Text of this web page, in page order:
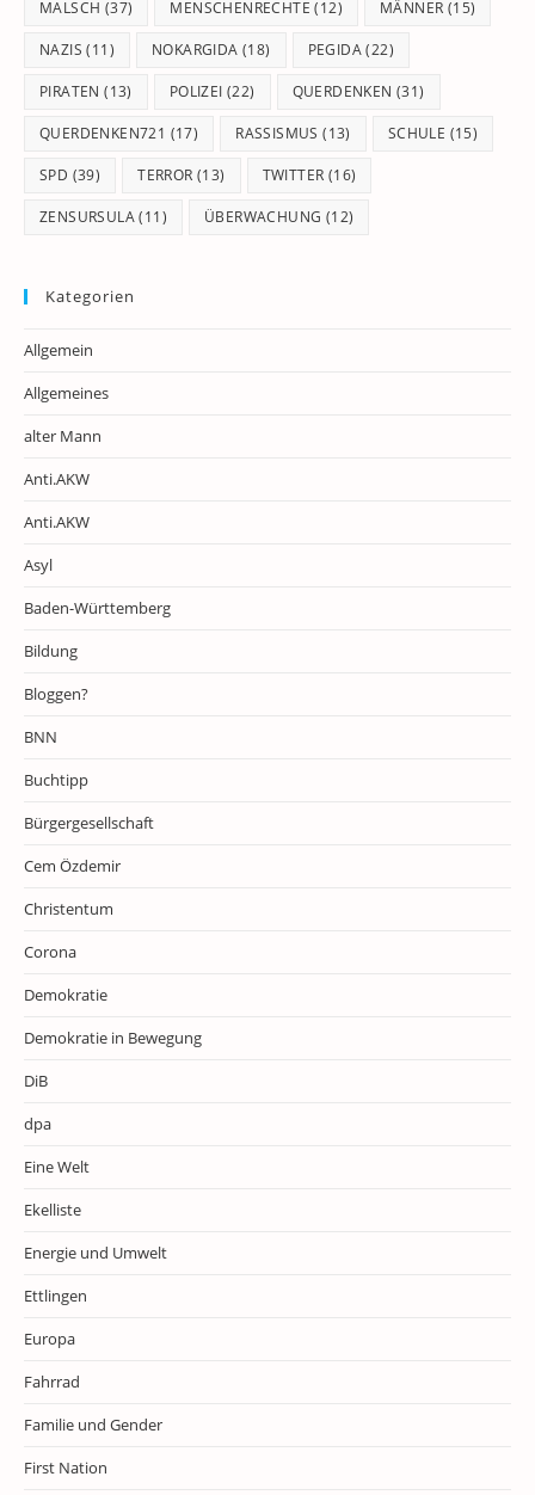
MALSCH (37) MENSCHENRECHTE (12) MÄNNER (15)
NAZIS (11) NOKARGIDA (18) PEGIDA(22)
PIRATEN (13) POLIZEI (22) QUERDENKEN (31)
QUERDENKEN721 (17) RASSISMUS (13) SCHULE (15)
SPD (39) TERROR (13) TWITTER (16)
ZENSURSULA(11) ÜBERWACHUNG (12)
Kategorien
Allgemein
Allgemeines
alter Mann
Anti.AKW
Anti.AKW
Asyl
Baden-Württemberg
Bildung
Bloggen?
BNN
Buchtipp
Bürgergesellschaft
Cem Özdemir
Christentum
Corona
Demokratie
Demokratie in Bewegung
DiB
dpa
Eine Welt
Ekelliste
Energie und Umwelt
Ettlingen
Europa
Fahrrad
Familie und Gender
First Nation